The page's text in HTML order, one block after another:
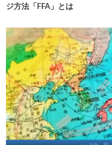
ジ方法「FFA」とは